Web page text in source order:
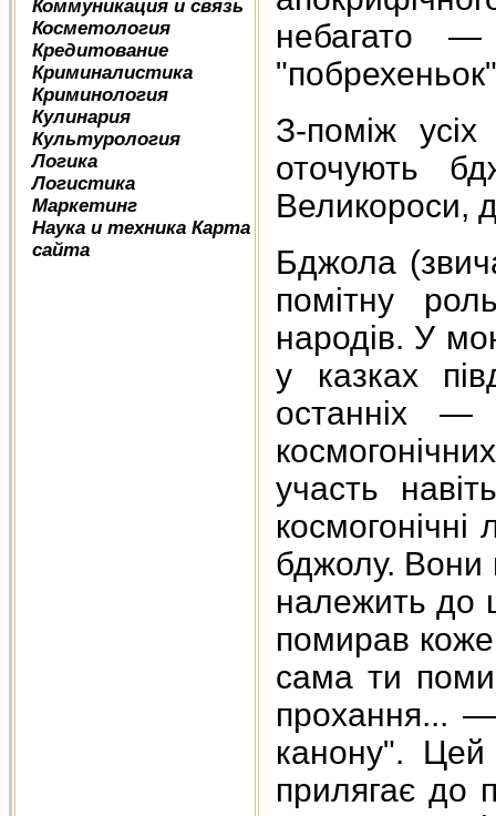
Коммуникация и связь
Косметология
Кредитование
Криминалистика
Криминология
Кулинария
Культурология
Логика
Логистика
Маркетинг
Наука и техника Карта
сайта
небагато
З-поміж
оточують
Великороси,
Бджола
помітну
народів. У
у казках
останніх —
участь
бджолу. Вони
належить до
помирав
сама ти
прохання... —
канону". Цей
прилягає до